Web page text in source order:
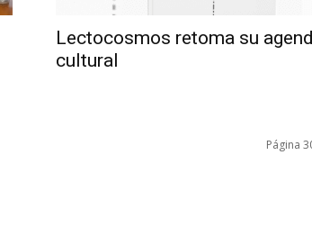
Lectocosmos retoma su
cultural
Página